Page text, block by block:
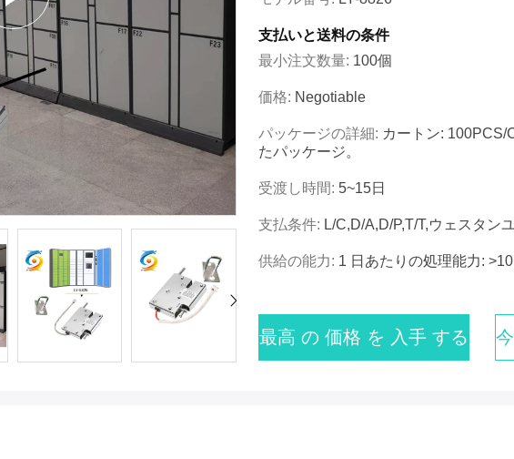
支払いと送料の条件
最小注文数量: 100個
価格: Negotiable
パッケージの詳細: カートン: 100PCS/
たパッケージ。
受渡し時間: 5~15日
支払条件: L/C,D/A,D/P,T/T,ウェスタン
供給の能力: 1 日あたりの処理能力:
最高 の 価格 を 入手 する